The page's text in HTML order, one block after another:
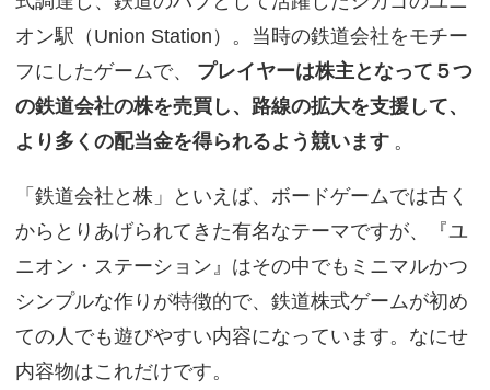
オン駅（Union Station）。当時の鉄道会社をモチー
フにしたゲームで、
プレイヤーは株主となって５つ
の鉄道会社の株を売買し、路線の拡大を支援して、
より多くの配当金を得られるよう競います 。
「鉄道会社と株」といえば、ボードゲームでは古く
からとりあげられてきた有名なテーマですが、『ユ
ニオン・ステーション』はその中でもミニマルかつ
シンプルな作りが特徴的で、鉄道株式ゲームが初め
ての人でも遊びやすい内容になっています。なにせ
内容物はこれだけです。